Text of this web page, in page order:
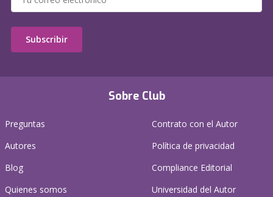
Sobre Club
Preguntas
Autores
Blog
Quienes somos
Contrato con el Autor
Política de privacidad
Compliance Editorial
Universidad del Autor
Subscribir